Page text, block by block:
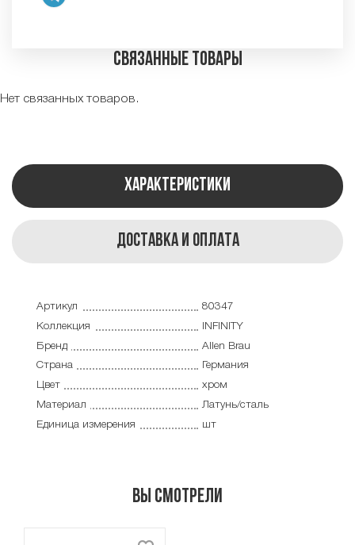
Связанные товары
Нет связанных товаров.
Характеристики
Доставка и оплата
Артикул
80347
Коллекция
INFINITY
Бренд
Allen Brau
Страна
Германия
Цвет
хром
Материал
Латунь/сталь
Единица измерения
шт
Вы смотрели